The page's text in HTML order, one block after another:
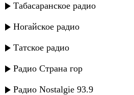
Табасаранское радио
Ногайское радио
Татское радио
Радио Страна гор
Радио Nostalgie 93.9
Звезды Сергокалы - Track 01
Звезды Сергокалы - Track 13